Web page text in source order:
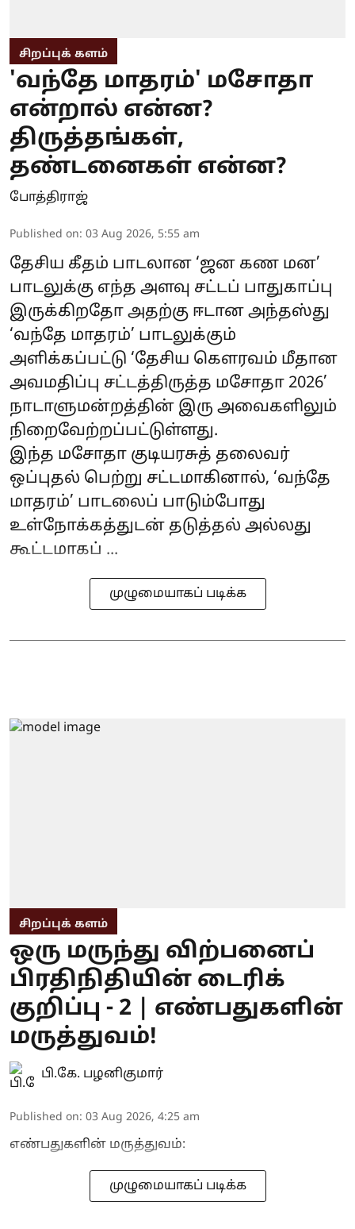
சிறப்புக் களம்
'வந்தே மாதரம்' மசோதா
என்றால் என்ன?
திருத்தங்கள்,
தண்டனைகள் என்ன?
போத்திராஜ்
Published on: 03 Aug 2026, 5:55 am
தேசிய கீதம் பாடலான ‘ஜன கண மன’
பாடலுக்கு எந்த அளவு சட்டப் பாதுகாப்பு
இருக்கிறதோ அதற்கு ஈடான அந்தஸ்து
‘வந்தே மாதரம்’ பாடலுக்கும்
அளிக்கப்பட்டு ‘தேசிய கெளரவம் மீதான
அவமதிப்பு சட்டத்திருத்த மசோதா 2026’
நாடாளுமன்றத்தின் இரு அவைகளிலும்
நிறைவேற்றப்பட்டுள்ளது.
இந்த மசோதா குடியரசுத் தலைவர்
ஒப்புதல் பெற்று சட்டமாகினால், ‘வந்தே
மாதரம்’ பாடலைப் பாடும்போது
உள்நோக்கத்துடன் தடுத்தல் அல்லது
கூட்டமாகப் ...
முழுமையாகப் படிக்க
சிறப்புக் களம்
ஒரு மருந்து விற்பனைப்
பிரதிநிதியின் டைரிக்
குறிப்பு - 2 | எண்பதுகளின்
மருத்துவம்!
பி.கே. பழனிகுமார்
Published on: 03 Aug 2026, 4:25 am
எண்பதுகளின் மருத்துவம்:
முழுமையாகப் படிக்க